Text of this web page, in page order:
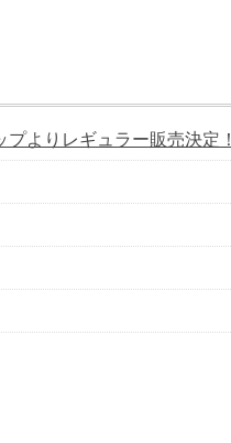
よりレギュラー販売決定！